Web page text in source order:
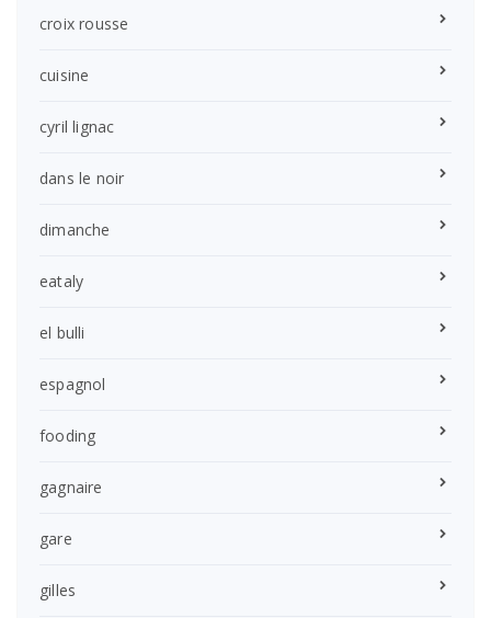
croix rousse
cuisine
cyril lignac
dans le noir
dimanche
eataly
el bulli
espagnol
fooding
gagnaire
gare
gilles